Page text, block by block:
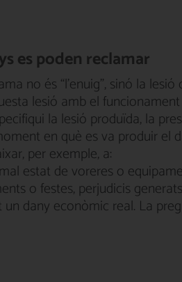
es poden reclamar
no és “l'enuig”, sinó la
lesió amb el
la lesió produïda, la
en què es va produir el
per exemple, a:
estat de voreres o
o festes, perjudicis
dany econòmic real. La